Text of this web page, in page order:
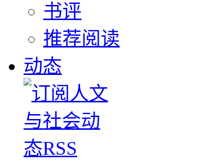
书评
推荐阅读
动态